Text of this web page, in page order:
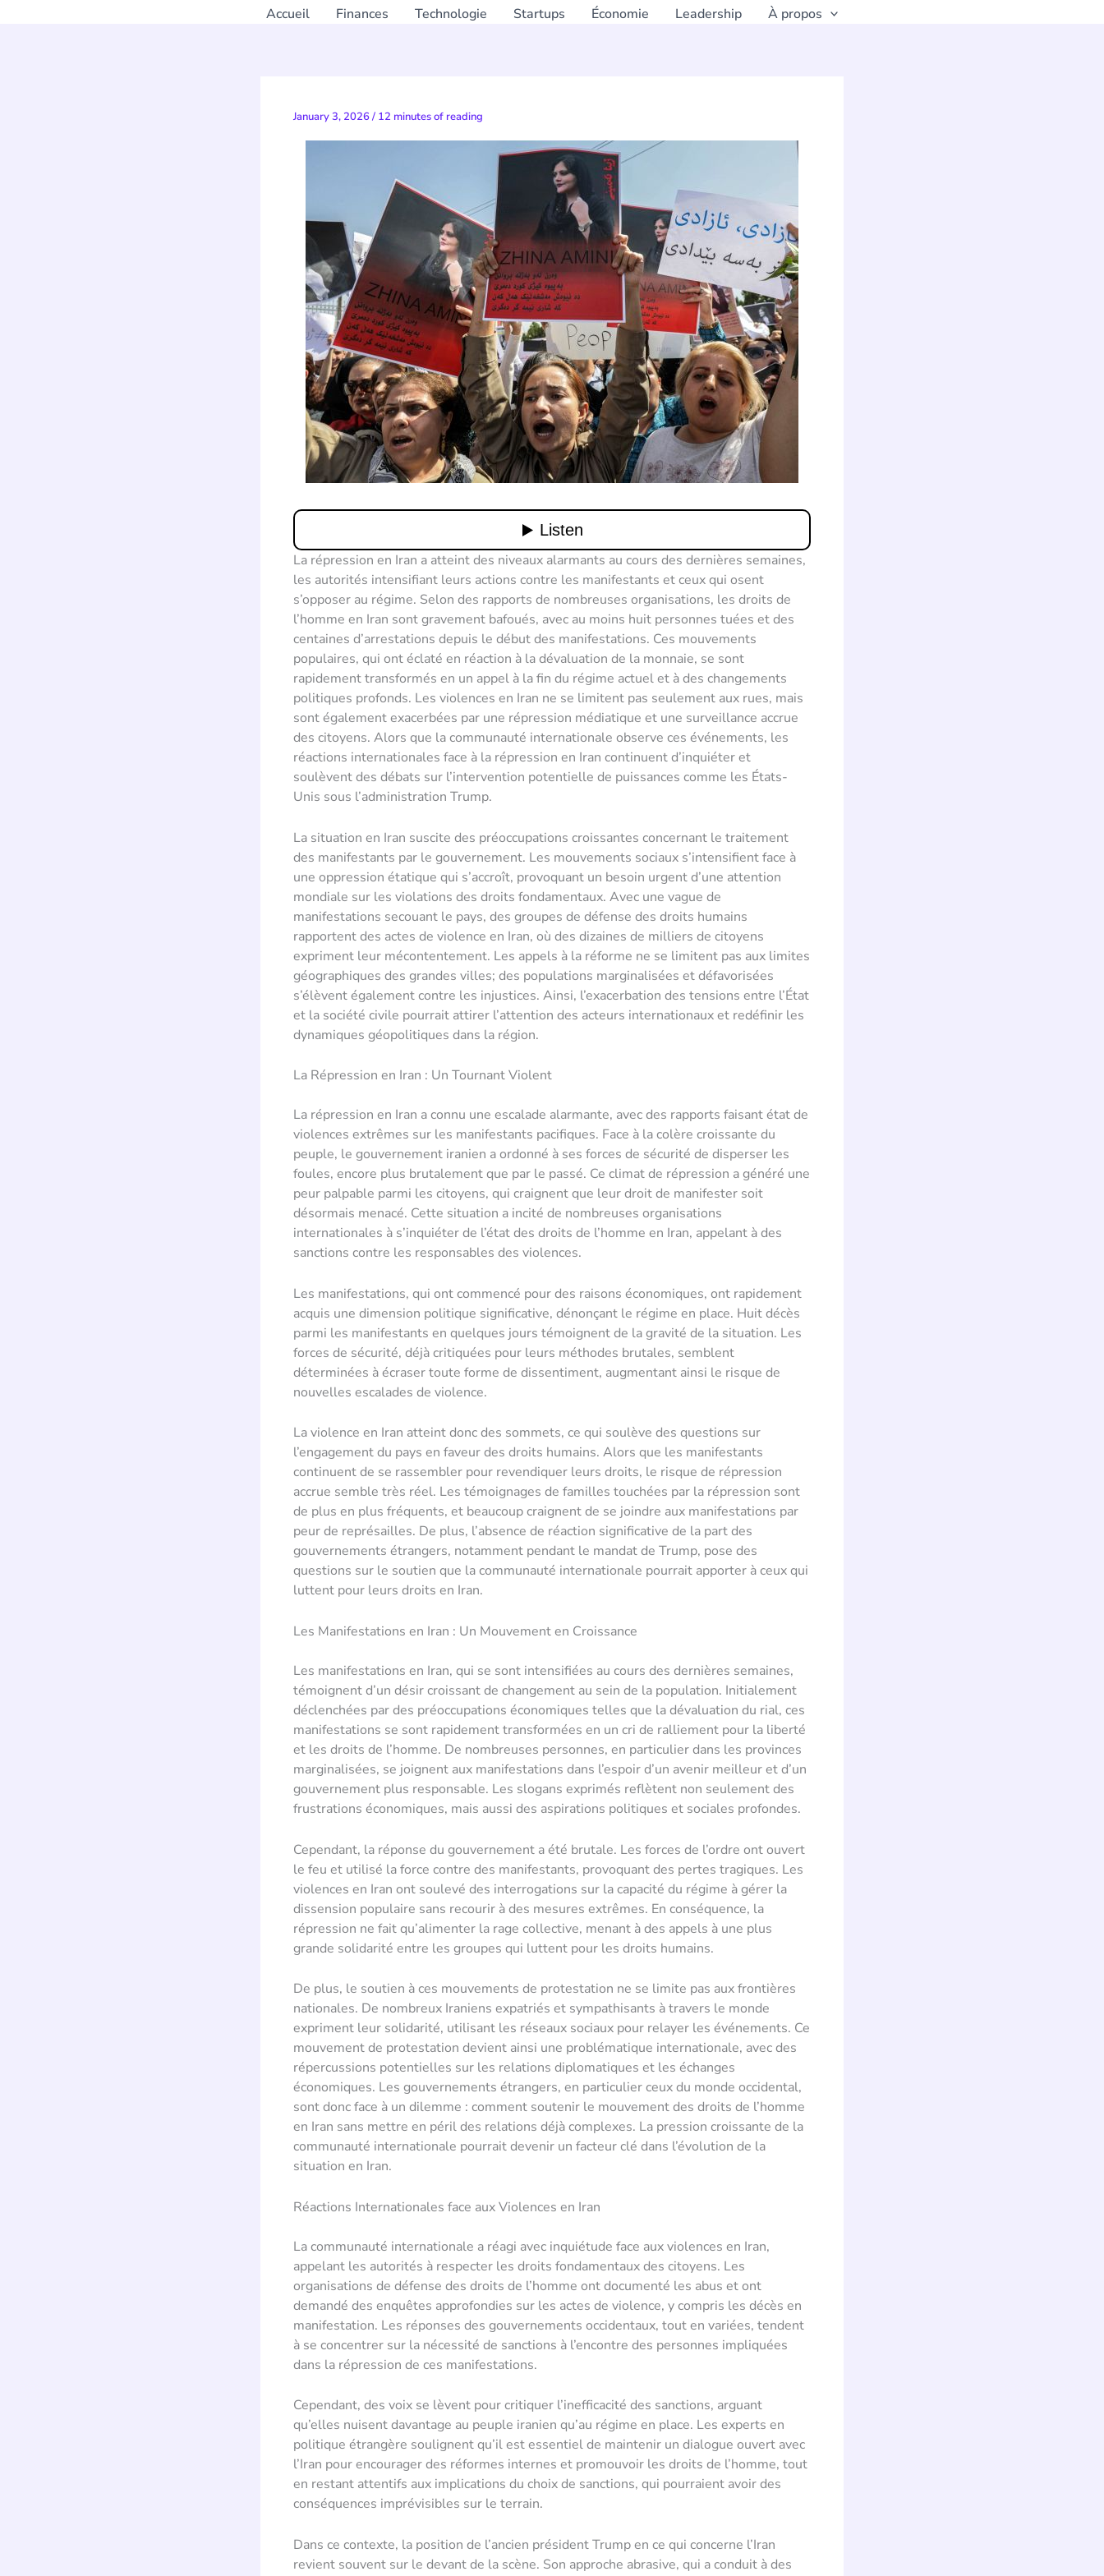
Accueil Finances Technologie Startups Économie Leadership À propos
January 3, 2026/ 12 minutes of reading
La répression en Iran a atteint des niveaux alarmants au cours des dernières semaines,
les autorités intensifiant leurs actions contre les manifestants et ceux qui osent
s’opposer au régime. Selon des rapports de nombreuses organisations, les droits de
l’homme en Iran sont gravement bafoués, avec au moins huit personnes tuées et des
centaines d’arrestations depuis le début des manifestations. Ces mouvements
populaires, qui ont éclaté en réaction à la dévaluation de la monnaie, se sont
rapidement transformés en un appel à la fin du régime actuel et à des changements
politiques profonds. Les violences en Iran ne se limitent pas seulement aux rues, mais
sont également exacerbées par une répression médiatique et une surveillance accrue
des citoyens. Alors que la communauté internationale observe ces événements, les
réactions internationales face à la répression en Iran continuent d’inquiéter et
soulèvent des débats sur l’intervention potentielle de puissances comme les États-
Unis sous l’administration Trump.
La situation en Iran suscite des préoccupations croissantes concernant le traitement
des manifestants par le gouvernement. Les mouvements sociaux s’intensifient face à
une oppression étatique qui s’accroît, provoquant un besoin urgent d’une attention
mondiale sur les violations des droits fondamentaux. Avec une vague de
manifestations secouant le pays, des groupes de défense des droits humains
rapportent des actes de violence en Iran, où des dizaines de milliers de citoyens
expriment leur mécontentement. Les appels à la réforme ne se limitent pas aux limites
géographiques des grandes villes; des populations marginalisées et défavorisées
s’élèvent également contre les injustices. Ainsi, l’exacerbation des tensions entre l’État
et la société civile pourrait attirer l’attention des acteurs internationaux et redéfinir les
dynamiques géopolitiques dans la région.
La Répression en Iran : Un Tournant Violent
La répression en Iran a connu une escalade alarmante, avec des rapports faisant état de
violences extrêmes sur les manifestants pacifiques. Face à la colère croissante du
peuple, le gouvernement iranien a ordonné à ses forces de sécurité de disperser les
foules, encore plus brutalement que par le passé. Ce climat de répression a généré une
peur palpable parmi les citoyens, qui craignent que leur droit de manifester soit
désormais menacé. Cette situation a incité de nombreuses organisations
internationales à s’inquiéter de l’état des droits de l’homme en Iran, appelant à des
sanctions contre les responsables des violences.
Les manifestations, qui ont commencé pour des raisons économiques, ont rapidement
acquis une dimension politique significative, dénonçant le régime en place. Huit décès
parmi les manifestants en quelques jours témoignent de la gravité de la situation. Les
forces de sécurité, déjà critiquées pour leurs méthodes brutales, semblent
déterminées à écraser toute forme de dissentiment, augmentant ainsi le risque de
nouvelles escalades de violence.
La violence en Iran atteint donc des sommets, ce qui soulève des questions sur
l’engagement du pays en faveur des droits humains. Alors que les manifestants
continuent de se rassembler pour revendiquer leurs droits, le risque de répression
accrue semble très réel. Les témoignages de familles touchées par la répression sont
de plus en plus fréquents, et beaucoup craignent de se joindre aux manifestations par
peur de représailles. De plus, l’absence de réaction significative de la part des
gouvernements étrangers, notamment pendant le mandat de Trump, pose des
questions sur le soutien que la communauté internationale pourrait apporter à ceux qui
luttent pour leurs droits en Iran.
Les Manifestations en Iran : Un Mouvement en Croissance
Les manifestations en Iran, qui se sont intensifiées au cours des dernières semaines,
témoignent d’un désir croissant de changement au sein de la population. Initialement
déclenchées par des préoccupations économiques telles que la dévaluation du rial, ces
manifestations se sont rapidement transformées en un cri de ralliement pour la liberté
et les droits de l’homme. De nombreuses personnes, en particulier dans les provinces
marginalisées, se joignent aux manifestations dans l’espoir d’un avenir meilleur et d’un
gouvernement plus responsable. Les slogans exprimés reflètent non seulement des
frustrations économiques, mais aussi des aspirations politiques et sociales profondes.
Cependant, la réponse du gouvernement a été brutale. Les forces de l’ordre ont ouvert
le feu et utilisé la force contre des manifestants, provoquant des pertes tragiques. Les
violences en Iran ont soulevé des interrogations sur la capacité du régime à gérer la
dissension populaire sans recourir à des mesures extrêmes. En conséquence, la
répression ne fait qu’alimenter la rage collective, menant à des appels à une plus
grande solidarité entre les groupes qui luttent pour les droits humains.
De plus, le soutien à ces mouvements de protestation ne se limite pas aux frontières
nationales. De nombreux Iraniens expatriés et sympathisants à travers le monde
expriment leur solidarité, utilisant les réseaux sociaux pour relayer les événements. Ce
mouvement de protestation devient ainsi une problématique internationale, avec des
répercussions potentielles sur les relations diplomatiques et les échanges
économiques. Les gouvernements étrangers, en particulier ceux du monde occidental,
sont donc face à un dilemme : comment soutenir le mouvement des droits de l’homme
en Iran sans mettre en péril des relations déjà complexes. La pression croissante de la
communauté internationale pourrait devenir un facteur clé dans l’évolution de la
situation en Iran.
Réactions Internationales face aux Violences en Iran
La communauté internationale a réagi avec inquiétude face aux violences en Iran,
appelant les autorités à respecter les droits fondamentaux des citoyens. Les
organisations de défense des droits de l’homme ont documenté les abus et ont
demandé des enquêtes approfondies sur les actes de violence, y compris les décès en
manifestation. Les réponses des gouvernements occidentaux, tout en variées, tendent
à se concentrer sur la nécessité de sanctions à l’encontre des personnes impliquées
dans la répression de ces manifestations.
Cependant, des voix se lèvent pour critiquer l’inefficacité des sanctions, arguant
qu’elles nuisent davantage au peuple iranien qu’au régime en place. Les experts en
politique étrangère soulignent qu’il est essentiel de maintenir un dialogue ouvert avec
l’Iran pour encourager des réformes internes et promouvoir les droits de l’homme, tout
en restant attentifs aux implications du choix de sanctions, qui pourraient avoir des
conséquences imprévisibles sur le terrain.
Dans ce contexte, la position de l’ancien président Trump en ce qui concerne l’Iran
revient souvent sur le devant de la scène. Son approche abrasive, qui a conduit à des